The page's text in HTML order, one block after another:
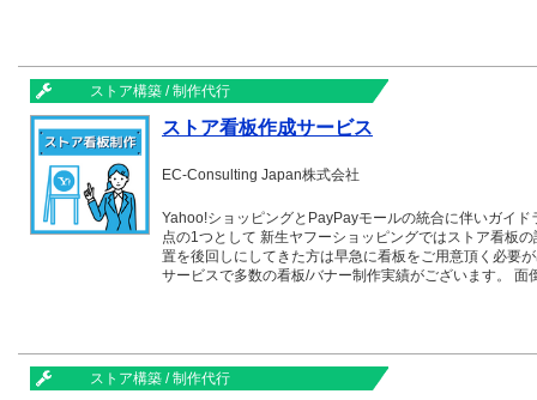
ストア構築 / 制作代行
ストア看板作成サービス
EC-Consulting Japan株式会社
Yahoo!ショッピングとPayPayモールの統合に伴いガイドラインが変
点の1つとして 新生ヤフーショッピングではストア看板の設置が必須
置を後回しにしてきた方は早急に看板をご用意頂く必要
サービスで多数の看板/バナー制作実績がございます。
ストア構築 / 制作代行